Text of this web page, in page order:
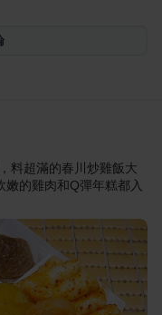
料超滿的春川炒雞飯大
的雞肉和Q彈年糕都入